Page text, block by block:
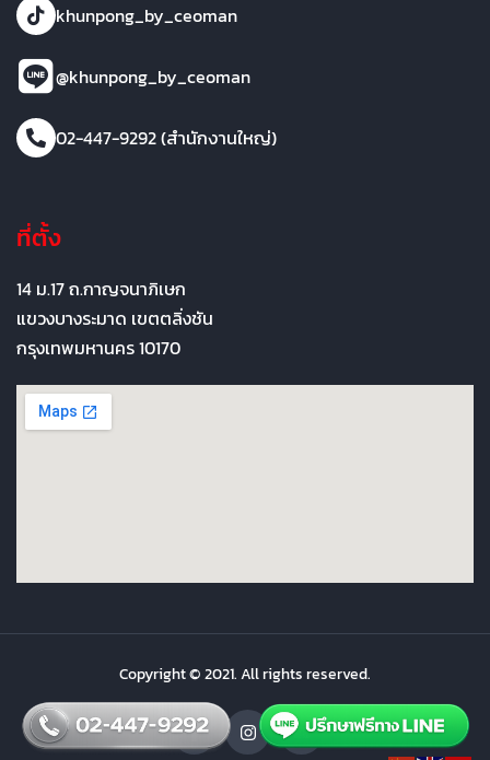
khunpong_by_ceoman
@khunpong_by_ceoman
02-447-9292 (สำนักงานใหญ่)
ที่ตั้ง
14 ม.17 ถ.กาญจนาภิเษก
แขวงบางระมาด เขตตลิ่งชัน
กรุงเทพมหานคร 10170
Copyright © 2021. All rights reserved.